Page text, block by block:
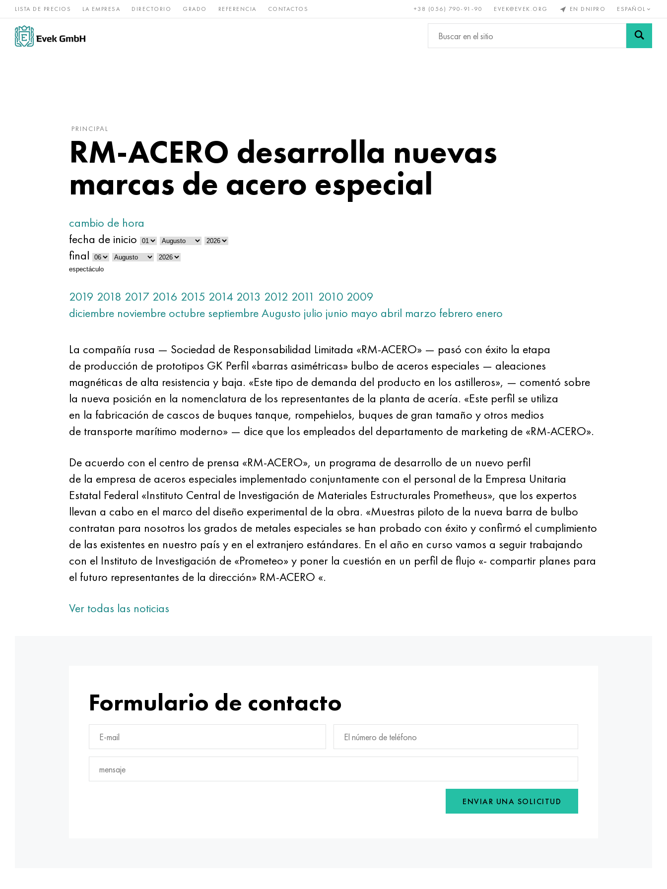
LISTA DE PRECIOS LA EMPRESA DIRECTORIO GRADO REFERENCIA CONTACTOS +38 (056) 790-91-90 EVEK@EVEK.ORG EN DNIPRO ESPAÑOL
Aleaciones de
níquel
acero Raro y Bronce, cobre, Metales no
ferrosos
Aleación de Mallas y
PRINCIPAL
RM-ACERO desarrolla nuevas
marcas de acero especial
cambio de hora
fecha de inicio
final
espectáculo
2019 2018 2017 2016 2015 2014 2013 2012 2011 2010 2009
diciembre noviembre octubre septiembreAugusto julio junio mayo abril marzo febrero enero
La compañía rusa — Sociedad de Responsabilidad Limitada «RM-ACERO» — pasó con éxito la etapa
de producción de prototipos GK Perfil «barras asimétricas» bulbo de aceros especiales — aleaciones
magnéticas de alta resistencia y baja. «Este tipo de demanda del producto en los astilleros», — comentó sobre
la nueva posición en la nomenclatura de los representantes de la planta de acería. «Este perfil se utiliza
en la fabricación de cascos de buques tanque, rompehielos, buques de gran tamaño y otros medios
de transporte marítimo moderno» — dice que los empleados del departamento de marketing de «RM-ACERO».
De acuerdo con el centro de prensa «RM-ACERO», un programa de desarrollo de un nuevo perfil
de la empresa de aceros especiales implementado conjuntamente con el personal de la Empresa Unitaria
Estatal Federal «Instituto Central de Investigación de Materiales Estructurales Prometheus», que los expertos
llevan a cabo en el marco del diseño experimental de la obra. «Muestras piloto de la nueva barra de bulbo
contratan para nosotros los grados de metales especiales se han probado con éxito y confirmó el cumplimiento
de las existentes en nuestro país y en el extranjero estándares. En el año en curso vamos a seguir trabajando
con el Instituto de Investigación de «Prometeo» y poner la cuestión en un perfil de flujo «- compartir planes para
el futuro representantes de la dirección» RM-ACERO «.
Ver todas las noticias
Formulario de contacto
ENVIAR UNA SOLICITUD